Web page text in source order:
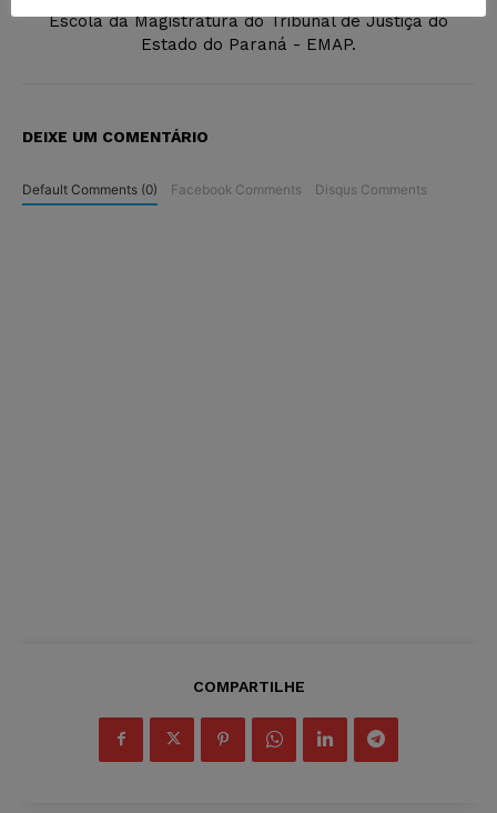
Escola da Magistratura do Tribunal de Justiça do
Estado do Paraná - EMAP.
DEIXE UM COMENTÁRIO
Default Comments (0) Facebook Comments Disqus Comments
COMPARTILHE